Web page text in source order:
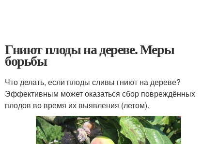
Гниют плоды на дереве. Меры
борьбы
Что делать, если плоды сливы гниют на дереве?
Эффективным может оказаться сбор повреждённых
плодов во время их выявления (летом).